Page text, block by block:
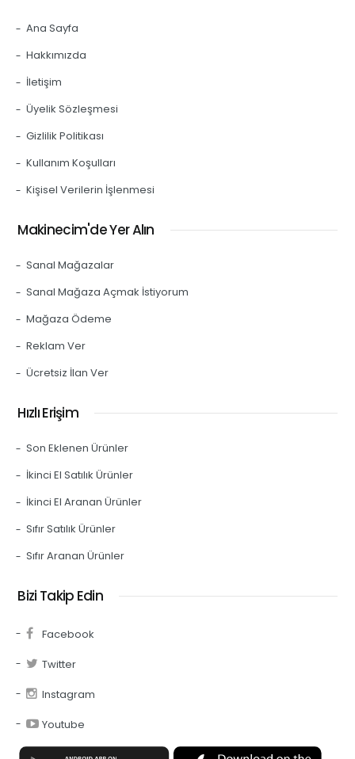
Ana Sayfa
Hakkımızda
İletişim
Üyelik Sözleşmesi
Gizlilik Politikası
Kullanım Koşulları
Kişisel Verilerin İşlenmesi
Makinecim'de Yer Alın
Sanal Mağazalar
Sanal Mağaza Açmak İstiyorum
Mağaza Ödeme
Reklam Ver
Ücretsiz İlan Ver
Hızlı Erişim
Son Eklenen Ürünler
İkinci El Satılık Ürünler
İkinci El Aranan Ürünler
Sıfır Satılık Ürünler
Sıfır Aranan Ürünler
Bizi Takip Edin
Facebook
Twitter
Instagram
Youtube